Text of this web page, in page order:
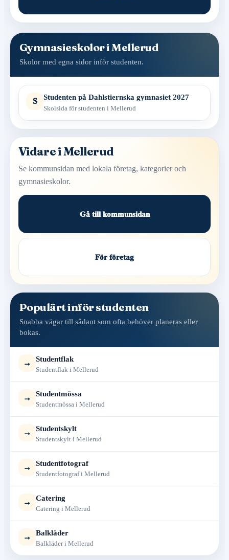
Gymnasieskolor i Mellerud
Skolor med egna sidor inför studenten.
S Studenten på Dahlstiernska gymnasiet 2027
Skolsida för studenten i Mellerud
Vidare i Mellerud
Se kommunsidan med lokala företag, kategorier och
gymnasieskolor.
Gå till kommunsidan
För företag
Populärt inför studenten
Snabba vägar till sådant som ofta behöver planeras eller
bokas.
→ Studentflak
Studentflak i Mellerud
→ Studentmössa
Studentmössa i Mellerud
→ Studentskylt
Studentskylt i Mellerud
→ Studentfotograf
Studentfotograf i Mellerud
→ Catering
Catering i Mellerud
→ Balkläder
Balkläder i Mellerud